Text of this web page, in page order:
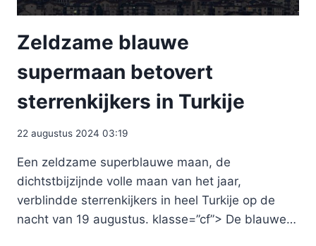
Zeldzame blauwe
supermaan betovert
sterrenkijkers in Turkije
22 augustus 2024 03:19
Een zeldzame superblauwe maan, de
dichtstbijzijnde volle maan van het jaar,
verblindde sterrenkijkers in heel Turkije op de
nacht van 19 augustus. klasse=”cf”> De blauwe…